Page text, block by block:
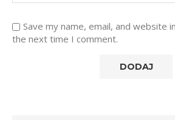
Save my name, email, and website
the next time I comment.